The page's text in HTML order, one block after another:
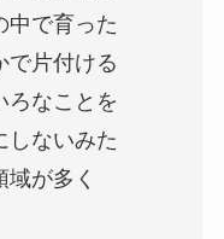
中で育った
で片付ける
ろなことを
しないみた
が多く